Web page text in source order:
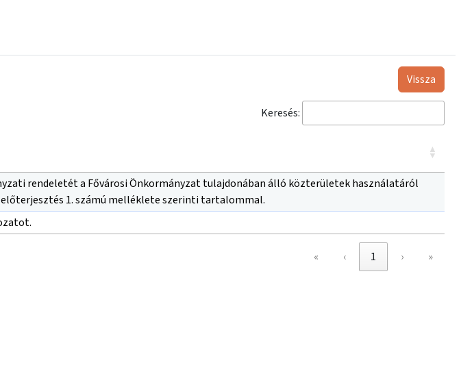
Vissza
Keresés:
rendeletét a Fővárosi Önkormányzat tulajdonában álló közterületek használatáról
előterjesztés 1. számú melléklete szerinti tartalommal.
« ‹ 1 › »